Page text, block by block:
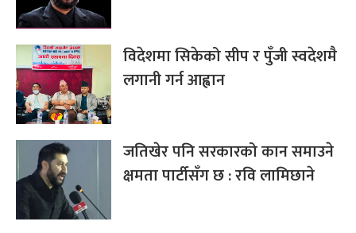
विदेशमा सिकेको सीप र पुँजी स्वदेशमै
लगानी गर्न आह्वान
जतिखेर पनि सरकारको कान समाउने
क्षमता पार्टीसँग छ : रवि लामिछाने